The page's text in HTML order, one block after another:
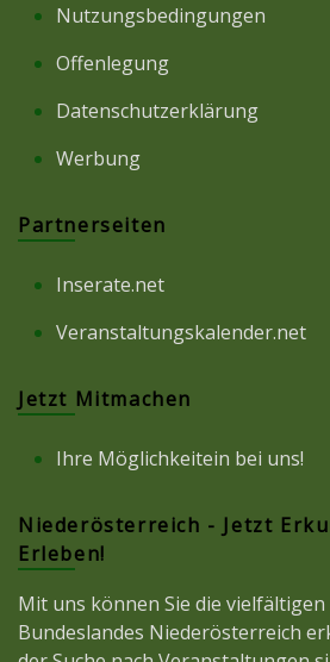
Nutzungsbedingungen
Offenlegung
Datenschutzerklärung
Werbung
Partnerseiten
Inserate.net
Veranstaltungskalender.net
Jetzt Mitmachen
Ihre Möglichkeitein bei uns!
Niederösterreich - Jetzt
Erleben!
Mit uns können Sie die
Bundeslandes Niederösterreich